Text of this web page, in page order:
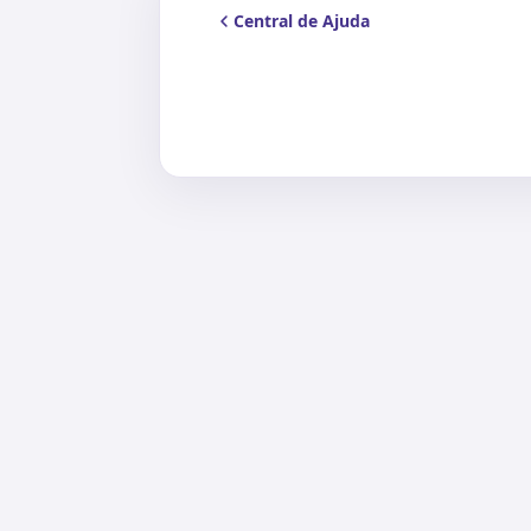
Central de Ajuda